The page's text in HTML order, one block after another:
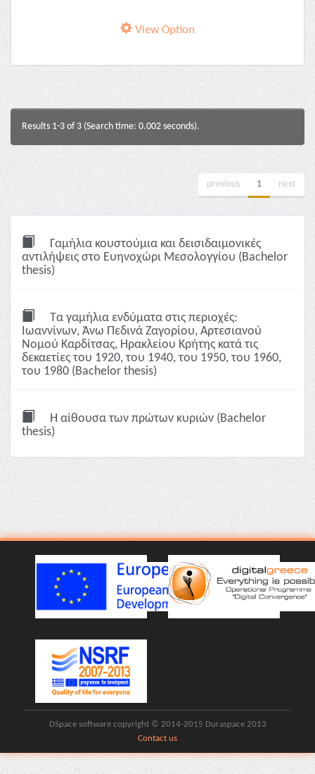
View Option
Results 1-3 of 3 (Search time: 0.002 seconds).
previous 1 next
Γαμήλια κουστούμια και δεισιδαιμονικές
αντιλήψεις στο Ευηνοχώρι Μεσολογγίου (Bachelor
thesis)
Τα γαμήλια ενδύματα στις περιοχές:
Ιωαννίνων, Άνω Πεδινά Ζαγορίου, Αρτεσιανού
Νομού Καρδίτσας, Ηρακλείου Κρήτης κατά τις
δεκαετίες του 1920, του 1940, του 1950, του 1960,
του 1980 (Bachelor thesis)
Η αίθουσα των πρώτων κυριών (Bachelor
thesis)
DSpace software copyright © 2014-2015 Duraspace 2013
Contact us